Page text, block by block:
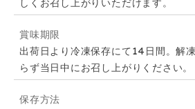
しくお召し上がりいただけます。
賞味期限
出荷日より冷凍保存にて14日間。解
らず当日中にお召し上がりください。
保存方法